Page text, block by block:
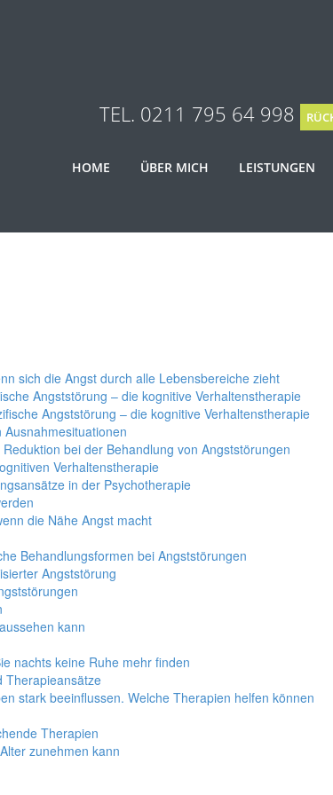
TEL. 0211 795 64 998
HOME ÜBER MICH LEISTUNGEN
sich die Angst durch alle Lebensbereiche zieht
Angststörung – die kognitive Verhaltenstherapie
Angststörung – die kognitive Verhaltenstherapie
bei der Behandlung von Angststörungen
Verhaltenstherapie
in der Psychotherapie
die Nähe Angst macht
Behandlungsformen bei Angststörungen
Angststörung
kann
nachts keine Ruhe mehr finden
Therapieansätze
stark beeinflussen. Welche Therapien helfen können
Therapien
zunehmen kann